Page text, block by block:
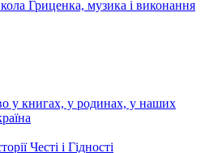
Гриценка, музика і виконання
у книгах, у родинах, у наших
Честі і Гідності